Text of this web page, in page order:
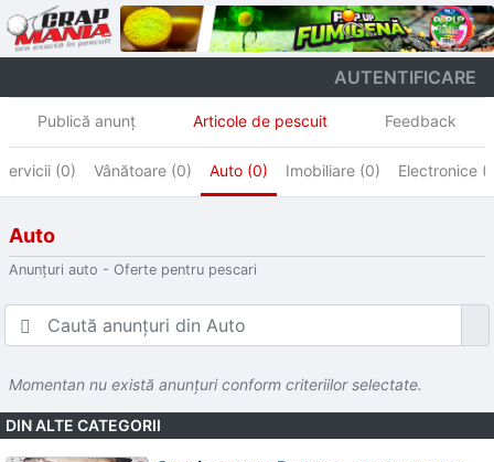
AUTENTIFICARE
Publică anunţ Articole de pescuit Feedback
Servicii (0) Vânătoare (0) Auto (0) Imobiliare (0) Electronice
Auto
Anunțuri auto - Oferte pentru pescari
Momentan nu există anunţuri conform criteriilor selectate.
DIN ALTE CATEGORII